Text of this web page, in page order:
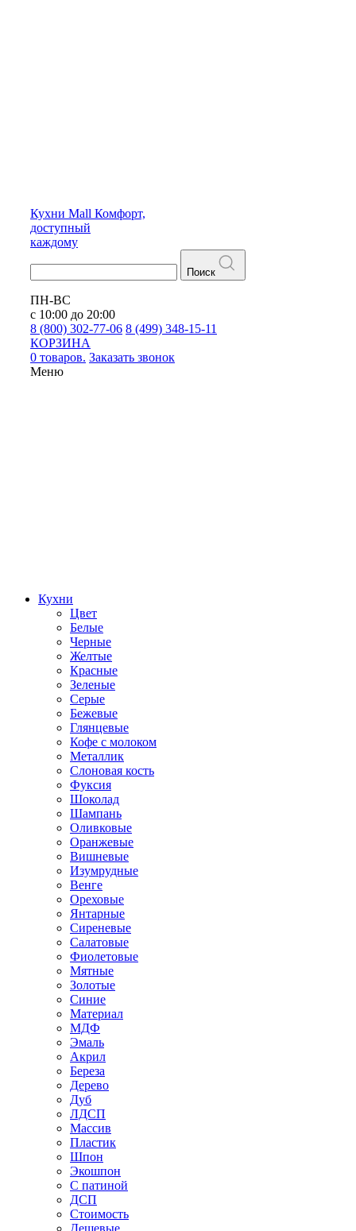
Кухни Mall Комфорт,
доступный
каждому
Поиск
ПН-ВС
с 10:00 до 20:00
8 (800) 302-77-06 8 (499) 348-15-11
КОРЗИНА
0 товаров. Заказать звонок
Меню
Кухни
Цвет
Белые
Черные
Желтые
Красные
Зеленые
Серые
Бежевые
Глянцевые
Кофе с молоком
Металлик
Слоновая кость
Фуксия
Шоколад
Шампань
Оливковые
Оранжевые
Вишневые
Изумрудные
Венге
Ореховые
Янтарные
Сиреневые
Салатовые
Фиолетовые
Мятные
Золотые
Синие
Материал
МДФ
Эмаль
Акрил
Береза
Дерево
Дуб
ЛДСП
Массив
Пластик
Шпон
Экошпон
С патиной
ДСП
Стоимость
Дешевые